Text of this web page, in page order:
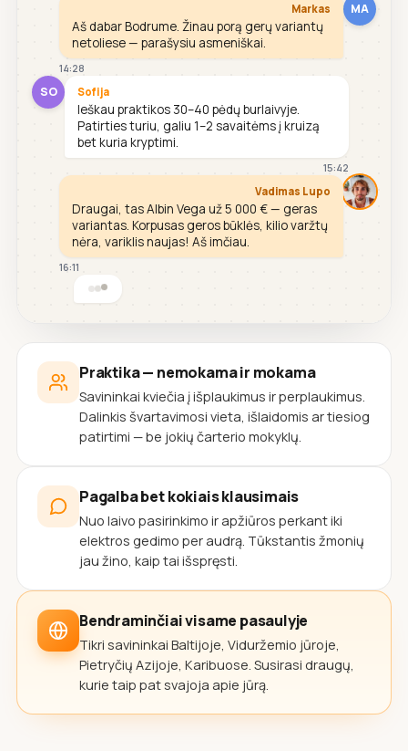
MA
Markas
Aš dabar Bodrume. Žinau porą gerų variantų
netoliese — parašysiu asmeniškai.
14:28
SO Sofija
Ieškau praktikos 30–40 pėdų burlaivyje.
Patirties turiu, galiu 1–2 savaitėms į kruizą
bet kuria kryptimi.
15:42
Vadimas Lupo
Draugai, tas Albin Vega už 5 000 € — geras
variantas. Korpusas geros būklės, kilio varžtų
nėra, variklis naujas! Aš imčiau.
16:11
Praktika — nemokama ir mokama
Savininkai kviečia į išplaukimus ir perplaukimus.
Dalinkis švartavimosi vieta, išlaidomis ar tiesiog
patirtimi — be jokių čarterio mokyklų.
Pagalba bet kokiais klausimais
Nuo laivo pasirinkimo ir apžiūros perkant iki
elektros gedimo per audrą. Tūkstantis žmonių
jau žino, kaip tai išspręsti.
Bendraminčiai visame pasaulyje
Tikri savininkai Baltijoje, Viduržemio jūroje,
Pietryčių Azijoje, Karibuose. Susirasi draugų,
kurie taip pat svajoja apie jūrą.